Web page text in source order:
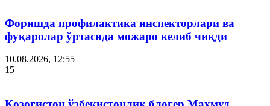
Форишда профилактика инспекторлари ва
фуқаролар ўртасида можаро келиб чиқди
10.08.2026, 12:55
15